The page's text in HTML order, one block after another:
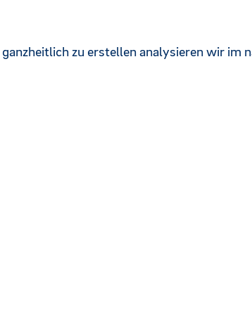
zu erstellen analysieren wir